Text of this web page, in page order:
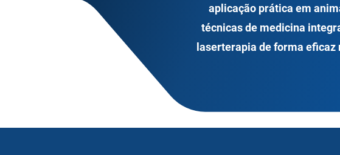
aplicação prática em
técnicas de medicina
laserterapia de forma